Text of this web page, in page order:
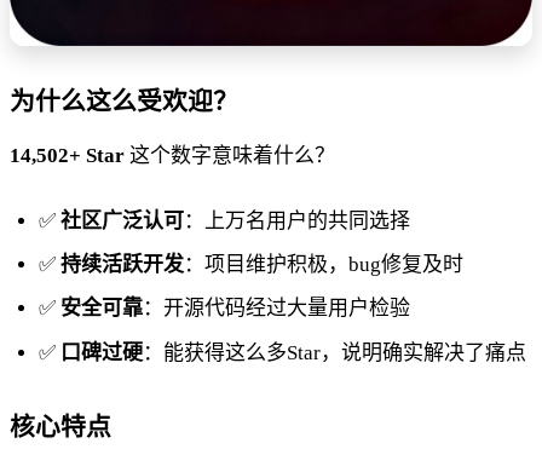
为什么这么受欢迎？
14,502+ Star 这个数字意味着什么？
✅ 社区广泛认可：上万名用户的共同选择
✅ 持续活跃开发：项目维护积极，bug修复及时
✅ 安全可靠：开源代码经过大量用户检验
✅ 口碑过硬：能获得这么多Star，说明确实解决了痛点
核心特点